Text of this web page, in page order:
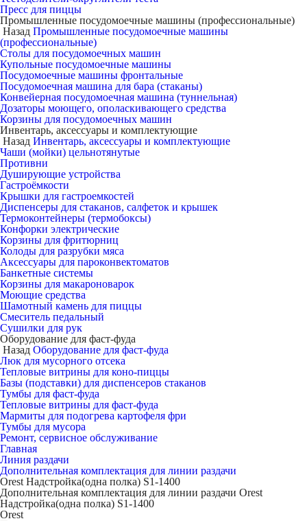
Пресс для пиццы
Промышленные посудомоечные машины (профессиональные)
Назад Промышленные посудомоечные машины
(профессиональные)
Столы для посудомоечных машин
Купольные посудомоечные машины
Посудомоечные машины фронтальные
Посудомоечная машина для бара (стаканы)
Конвейерная посудомоечная машина (туннельная)
Дозаторы моющего, ополаскивающего средства
Корзины для посудомоечных машин
Инвентарь, аксессуары и комплектующие
Назад Инвентарь, аксессуары и комплектующие
Чаши (мойки) цельнотянутые
Противни
Душирующие устройства
Гастроёмкости
Крышки для гастроемкостей
Диспенсеры для стаканов, салфеток и крышек
Термоконтейнеры (термобоксы)
Конфорки электрические
Корзины для фритюрниц
Колоды для разрубки мяса
Аксессуары для пароконвектоматов
Банкетные системы
Корзины для макароноварок
Моющие средства
Шамотный камень для пиццы
Смеситель педальный
Сушилки для рук
Оборудование для фаст-фуда
Назад Оборудование для фаст-фуда
Люк для мусорного отсека
Тепловые витрины для коно-пиццы
Базы (подставки) для диспенсеров стаканов
Тумбы для фаст-фуда
Тепловые витрины для фаст-фуда
Мармиты для подогрева картофеля фри
Тумбы для мусора
Ремонт, сервисное обслуживание
Главная
Линия раздачи
Дополнительная комплектация для линии раздачи
Orest Надстройка(одна полка) S1-1400
Дополнительная комплектация для линии раздачи Orest
Надстройка(одна полка) S1-1400
Orest